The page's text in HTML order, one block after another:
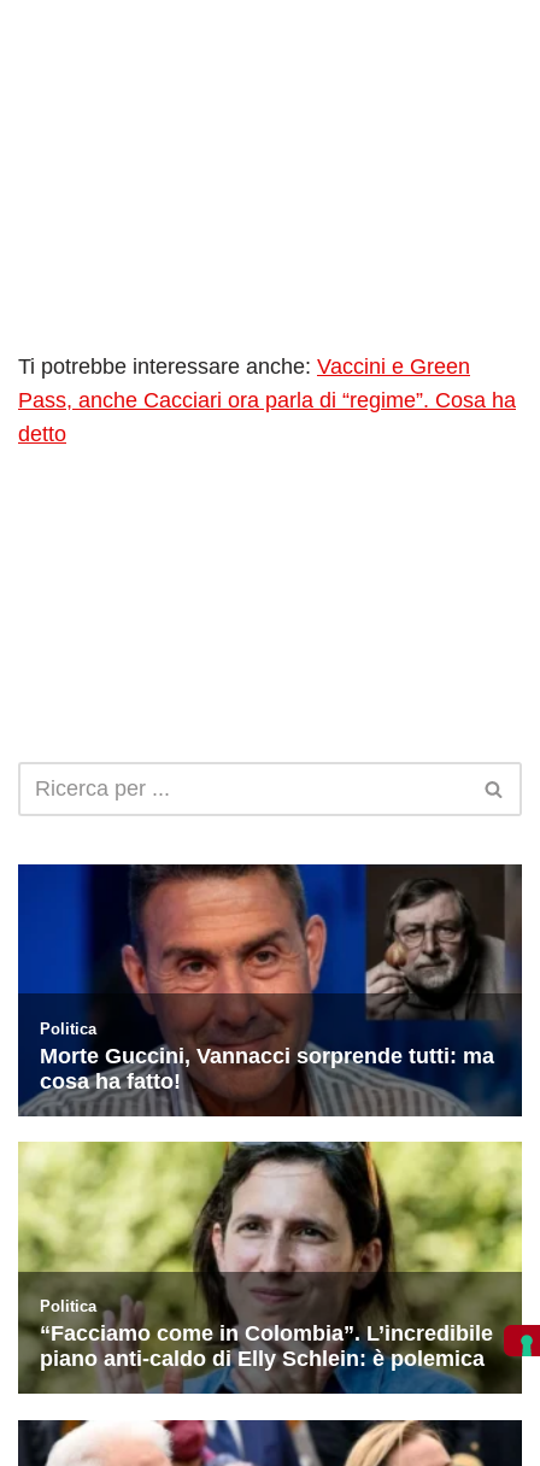
Ti potrebbe interessare anche: Vaccini e Green
Pass, anche Cacciari ora parla di “regime”. Cosa ha
detto